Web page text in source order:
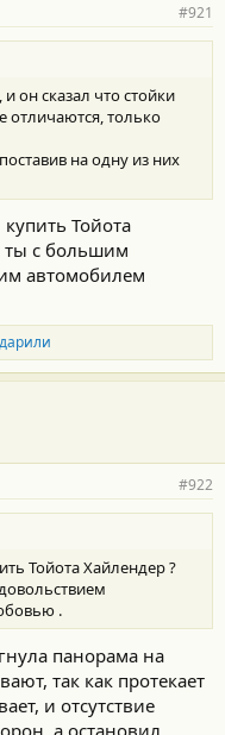
#921
он сказал что стойки
отличаются, только
на одну из них
Тойота
ты с большим
автомобилем
#922
Тойота Хайлендер ?
.
панорама на
так как протекает
и отсутствие
а остановил